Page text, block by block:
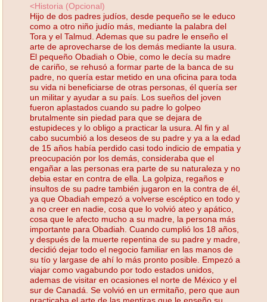
<Historia (Opcional)
Hijo de dos padres judíos, desde pequeño se le educo
como a otro niño judío más, mediante la palabra del
Tora y el Talmud. Ademas que su padre le enseño el
arte de aprovecharse de los demás mediante la usura.
El pequeño Obadiah o Obie, como le decía su madre
de cariño, se rehusó a formar parte de la banca de su
padre, no quería estar metido en una oficina para toda
su vida ni beneficiarse de otras personas, él quería ser
un militar y ayudar a su país. Los sueños del joven
fueron aplastados cuando su padre lo golpeo
brutalmente sin piedad para que se dejara de
estupideces y lo obligo a practicar la usura. Al fin y al
cabo sucumbió a los deseos de su padre y ya a la edad
de 15 años había perdido casi todo indicio de empatia y
preocupación por los demás, consideraba que el
engañar a las personas era parte de su naturaleza y no
debia estar en contra de ella. La golpiza, regaños e
insultos de su padre también jugaron en la contra de él,
ya que Obadiah empezó a volverse escéptico en todo y
a no creer en nadie, cosa que lo volvió ateo y apático,
cosa que le afecto mucho a su madre, la persona más
importante para Obadiah. Cuando cumplió los 18 años,
y después de la muerte repentina de su padre y madre,
decidió dejar todo el negocio familiar en las manos de
su tío y largase de ahí lo más pronto posible. Empezó a
viajar como vagabundo por todo estados unidos,
ademas de visitar en ocasiones el norte de México y el
sur de Canadá. Se volvió en un ermitaño, pero que aun